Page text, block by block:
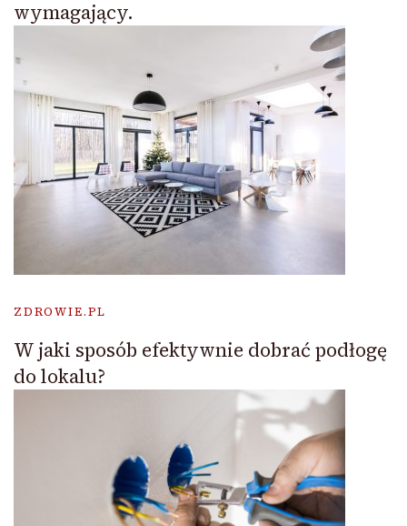
wymagający.
ZDROWIE.PL
W jaki sposób efektywnie dobrać podłogę
do lokalu?